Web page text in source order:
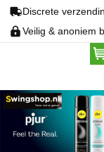
Discrete
Veilig & anoniem